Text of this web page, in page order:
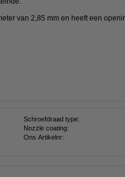
van 2,85 mm en heeft een
Schroefdraad type:
Nozzle coating:
Ons Artikelnr: